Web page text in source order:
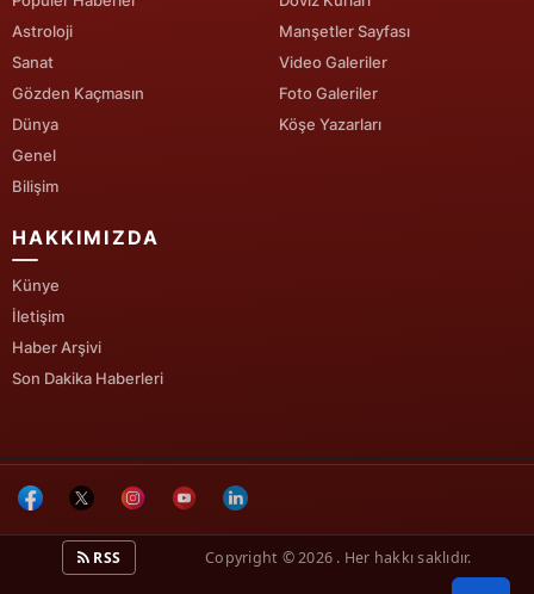
Ardahan
Iğdır
Yalova
Astroloji
Sanat
Gözden Kaçmasın
Dünya
Genel
Bilişim
Manşetler Sayfası
Video Galeriler
Foto Galeriler
Köşe Yazarları
HAKKIMIZDA
Künye
İletişim
Haber Arşivi
Son Dakika Haberleri
RSS Copyright © 2026 . Her hakkı saklıdır.